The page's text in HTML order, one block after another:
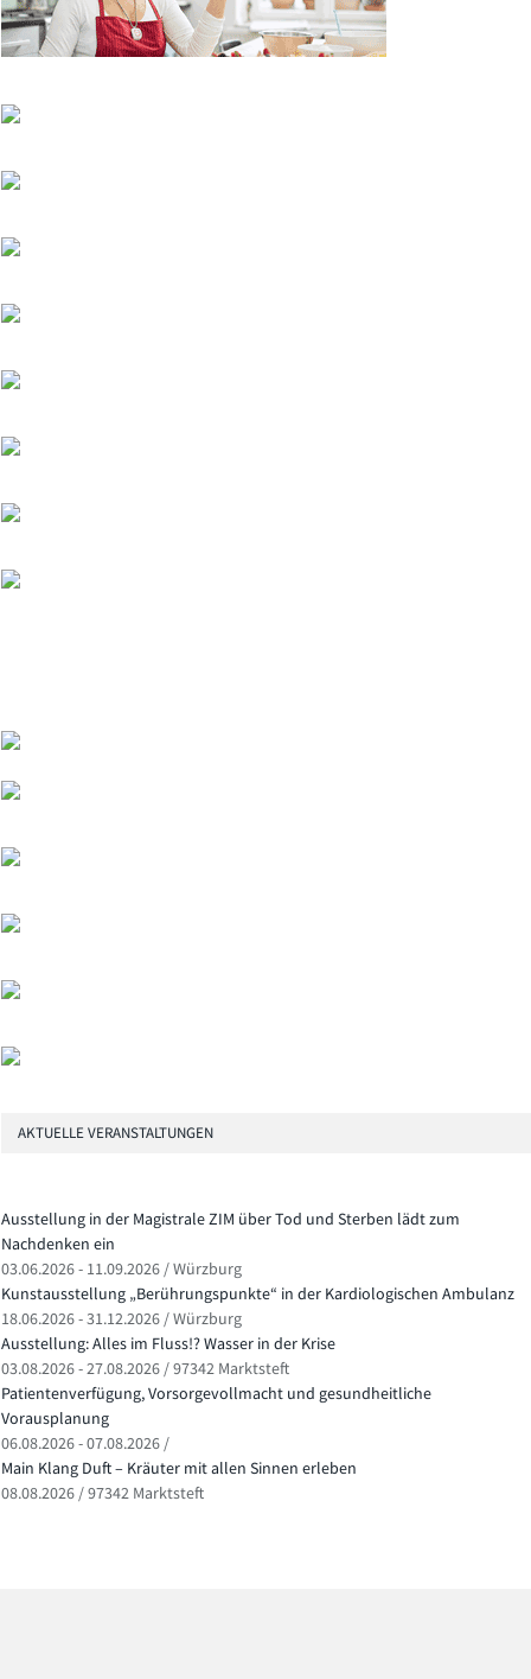
AKTUELLE VERANSTALTUNGEN
Ausstellung in der Magistrale ZIM über Tod und Sterben lädt zum
Nachdenken ein
03.06.2026 - 11.09.2026 / Würzburg
Kunstausstellung „Berührungspunkte“ in der Kardiologischen Ambulanz
18.06.2026 - 31.12.2026 / Würzburg
Ausstellung: Alles im Fluss!? Wasser in der Krise
03.08.2026 - 27.08.2026 / 97342 Marktsteft
Patientenverfügung, Vorsorgevollmacht und gesundheitliche
Vorausplanung
06.08.2026 - 07.08.2026 /
Main Klang Duft – Kräuter mit allen Sinnen erleben
08.08.2026 / 97342 Marktsteft